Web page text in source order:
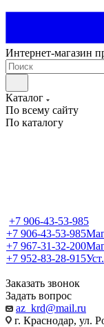
Интернет-магазин
Каталог
По всему сайту
По каталогу
+7 906-43-53-985
+7 906-43-53-985
+7 967-31-32-200
+7 952-83-28-915
Заказать звонок
Задать вопрос
az_krd@mail.ru
г. Краснодар, ул.